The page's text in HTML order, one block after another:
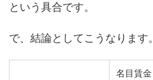
という具合です。
で、結論としてこうなります。
名目賃金